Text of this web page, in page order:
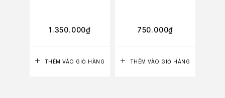
THÊM VÀO GIỎ HÀNG
(UNBOX)
1.350.000₫
THÊM VÀO GIỎ HÀNG
750.000₫